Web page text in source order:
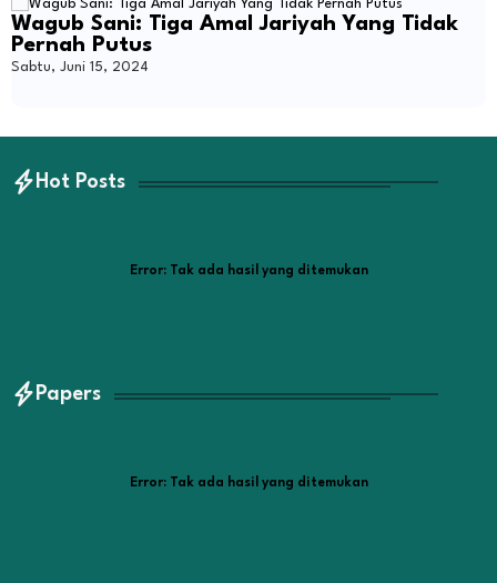
Wagub Sani: Tiga Amal Jariyah Yang Tidak
Pernah Putus
Sabtu, Juni 15, 2024
Hot Posts
Error:Tak ada hasil yang ditemukan
Papers
Error:Tak ada hasil yang ditemukan